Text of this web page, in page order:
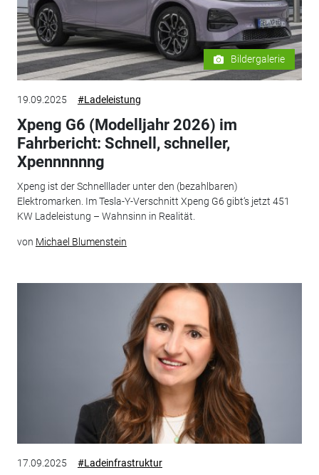
Bildergalerie
19.09.2025 #Ladeleistung
Xpeng G6 (Modelljahr 2026) im
Fahrbericht: Schnell, schneller,
Xpennnnnng
Xpeng ist der Schnelllader unter den (bezahlbaren)
Elektromarken. Im Tesla-Y-Verschnitt Xpeng G6 gibt‘s jetzt 451
KW Ladeleistung – Wahnsinn in Realität.
von Michael Blumenstein
17.09.2025 #Ladeinfrastruktur